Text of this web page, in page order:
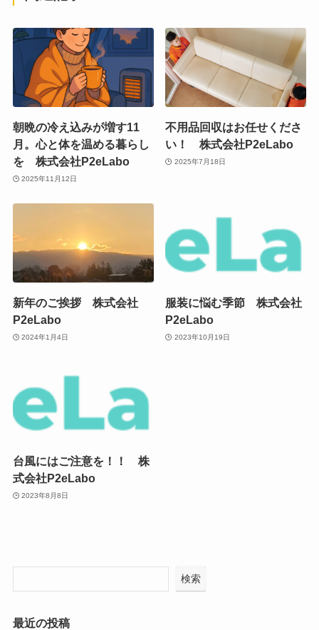
朝晩の冷え込みが増す11
月。心と体を温める暮らし
を 株式会社P2eLabo
2025年11月12日
不用品回収はお任せくださ
い！ 株式会社P2eLabo
2025年7月18日
新年のご挨拶 株式会社
P2eLabo
2024年1月4日
服装に悩む季節 株式会社
P2eLabo
2023年10月19日
台風にはご注意を！！ 株
式会社P2eLabo
2023年8月8日
検索
最近の投稿